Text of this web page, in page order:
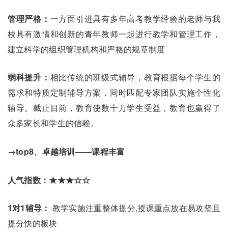
管理严格： 一方面引进具有多年高考教学经验的老师与我
校具有激情和创新的青年教师一起进行教学和管理工作，
建立科学的组织管理机构和严格的规章制度
弱科提升： 相比传统的班级式辅导，教育根据每个学生的
需求和特质定制辅导方案，同时匹配专家团队实施个性化
辅导。截止目前，教育使数十万学生受益，教育也赢得了
众多家长和学生的信赖。
→top8、卓越培训——课程丰富
人气指数：★★★☆☆
1对1辅导： 教学实施注重整体提分,授课重点放在易攻坚且
提分快的板块